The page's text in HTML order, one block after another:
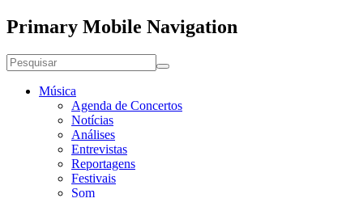
Primary Mobile Navigation
Música
Agenda de Concertos
Notícias
Análises
Entrevistas
Reportagens
Festivais
Som